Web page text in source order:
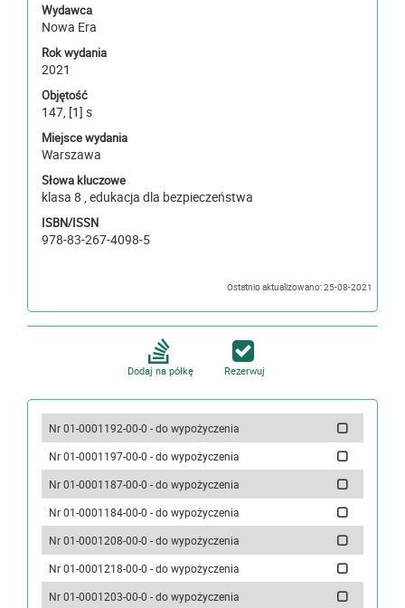
Wydawca
Nowa Era
Rok wydania
2021
Objętość
147, [1] s
Miejsce wydania
Warszawa
Słowa kluczowe
klasa 8 , edukacja dla bezpieczeństwa
ISBN/ISSN
978-83-267-4098-5
Ostatnio aktualizowano: 25-08-2021
Dodaj na półkę Rezerwuj
Nr 01-0001192-00-0 - do wypożyczenia
Nr 01-0001197-00-0 - do wypożyczenia
Nr 01-0001187-00-0 - do wypożyczenia
Nr 01-0001184-00-0 - do wypożyczenia
Nr 01-0001208-00-0 - do wypożyczenia
Nr 01-0001218-00-0 - do wypożyczenia
Nr 01-0001203-00-0 - do wypożyczenia